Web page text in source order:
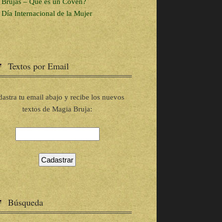
Brujas – Que es un Coven?
Día Internacional de la Mujer
Textos por Email
tu email abajo y recibe los nuevos
textos de Magia Bruja:
Búsqueda